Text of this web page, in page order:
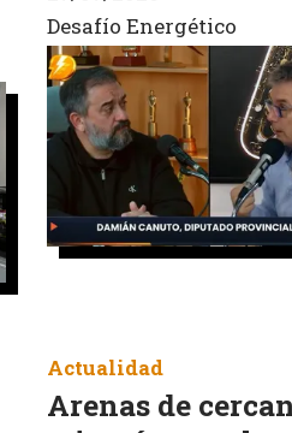
Desafío Energético
Arenas de
Actualidad